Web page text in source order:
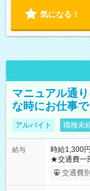
気になる！
マニュアル通
な時にお仕事
アルバイト 職種未
給与
時給1,300
★交通費一部支給 時給1,300円～ ※試験
※勤務回数
り！】 希
交通費